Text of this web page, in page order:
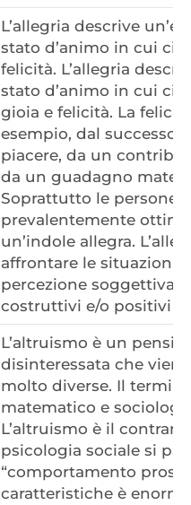
L’allegria descrive
stato d’animo in cui ci
felicità. L’allegria
stato d’animo in cui ci
gioia e felicità. La
esempio, dal successo,
piacere, da un
da un guadagno
Soprattutto le persone
prevalentemente
un’indole allegra.
affrontare le situazioni
percezione soggettiva
costruttivi e/o positivi
L’altruismo è un
disinteressata che
molto diverse. Il
matematico e
L’altruismo è il
psicologia sociale si
“comportamento
caratteristiche è